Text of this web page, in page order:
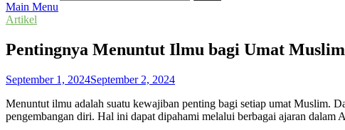
Main Menu
Artikel
Pentingnya Menuntut Ilmu bagi Umat Muslim
September 1, 2024September 2, 2024
Menuntut ilmu adalah suatu kewajiban penting bagi setiap umat Muslim.
pengembangan diri. Hal ini dapat dipahami melalui berbagai ajaran